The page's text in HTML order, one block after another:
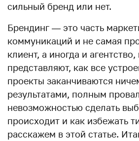
сильный бренд или нет.
Брендинг — это часть
коммуникаций и не самая
клиент, а иногда и
представляют, как все
проекты заканчиваются
результатами, полным
невозможностью сделать
происходит и как избежать
расскажем в этой статье.